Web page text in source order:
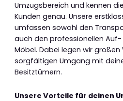
Umzugsbereich und kennen
Kunden genau. Unsere
umfassen sowohl den
auch den professionellen
Möbel. Dabei legen wir großen
sorgfältigen Umgang mit
Besitztümern.
Unsere Vorteile für deinen